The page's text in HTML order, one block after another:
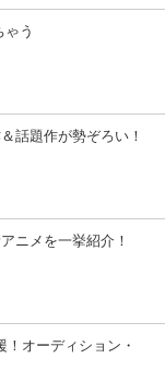
う
話題作が勢ぞろい！
ニメを一挙紹介！
オーディション・